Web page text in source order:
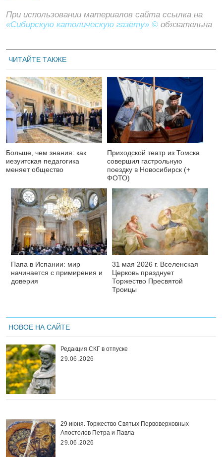
При использовании материалов сайта ссылка на
«Сибирскую католическую газету» © обязательна
ЧИТАЙТЕ ТАКЖЕ
Больше, чем знания: как
иезуитская педагогика
меняет общество
Приходской театр из Томска
совершил гастрольную
поездку в Новосибирск (+
ФОТО)
Папа в Испании: мир
начинается с примирения и
доверия
31 мая 2026 г. Вселенская
Церковь празднует
Торжество Пресвятой
Троицы
НОВОЕ НА САЙТЕ
Редакция СКГ в отпуске
29.06.2026
29 июня. Торжество Святых Первоверховных
Апостолов Петра и Павла
29.06.2026